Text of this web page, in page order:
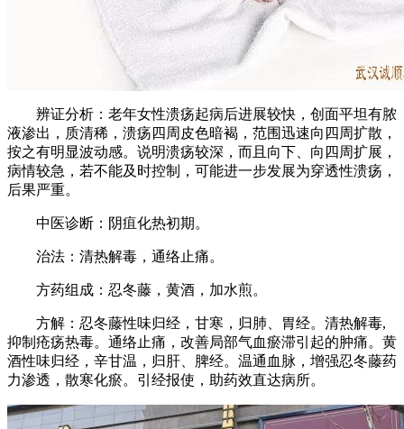
辨证分析：老年女性溃疡起病后进展较快，创面平坦有脓
液渗出，质清稀，溃疡四周皮色暗褐，范围迅速向四周扩散，
按之有明显波动感。说明溃疡较深，而且向下、向四周扩展，
病情较急，若不能及时控制，可能进一步发展为穿透性溃疡，
后果严重。
中医诊断：阴疽化热初期。
治法：清热解毒，通络止痛。
方药组成：忍冬藤，黄酒，加水煎。
方解：忍冬藤性味归经，甘寒，归肺、胃经。清热解毒,
抑制疮疡热毒。通络止痛，改善局部气血瘀滞引起的肿痛。黄
酒性味归经，辛甘温，归肝、脾经。温通血脉，增强忍冬藤药
力渗透，散寒化瘀。引经报使，助药效直达病所。